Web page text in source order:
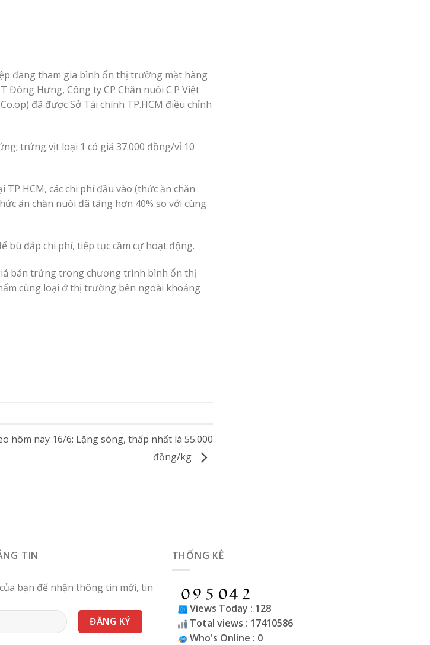
đang tham gia bình ổn thị trường mặt hàng
Đông Hưng, Công ty CP Chăn nuôi C.P Việt
đã được Sở Tài chính TP.HCM điều chỉnh
trứng vịt loại 1 có giá 37.000 đồng/vỉ 10
HCM, các chi phí đầu vào (thức ăn chăn
ăn chăn nuôi đã tăng hơn 40% so với cùng
bù đắp chi phí, tiếp tục cầm cự hoạt động.
bán trứng trong chương trình bình ổn thị
cùng loại ở thị trường bên ngoài khoảng
hôm nay 16/6: Lặng sóng, thấp nhất là 55.000
đồng/kg
TIN
bạn để nhận thông tin mới, tin
THỐNG KÊ
Views Today : 128
Total views : 17410586
Who's Online : 0